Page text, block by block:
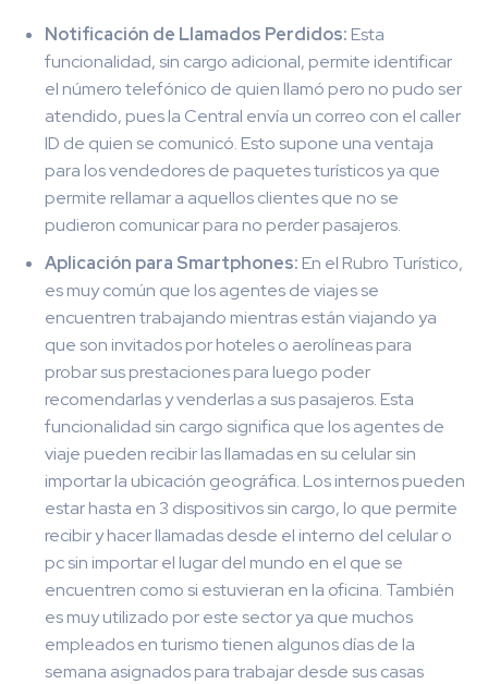
Notificación de Llamados Perdidos: Esta
funcionalidad, sin cargo adicional, permite identificar
el número telefónico de quien llamó pero no pudo ser
atendido, pues la Central envía un correo con el caller
ID de quien se comunicó. Esto supone una ventaja
para los vendedores de paquetes turísticos ya que
permite rellamar a aquellos clientes que no se
pudieron comunicar para no perder pasajeros.
Aplicación para Smartphones: En el Rubro Turístico,
es muy común que los agentes de viajes se
encuentren trabajando mientras están viajando ya
que son invitados por hoteles o aerolíneas para
probar sus prestaciones para luego poder
recomendarlas y venderlas a sus pasajeros. Esta
funcionalidad sin cargo significa que los agentes de
viaje pueden recibir las llamadas en su celular sin
importar la ubicación geográfica. Los internos pueden
estar hasta en 3 dispositivos sin cargo, lo que permite
recibir y hacer llamadas desde el interno del celular o
pc sin importar el lugar del mundo en el que se
encuentren como si estuvieran en la oficina. También
es muy utilizado por este sector ya que muchos
empleados en turismo tienen algunos días de la
semana asignados para trabajar desde sus casas